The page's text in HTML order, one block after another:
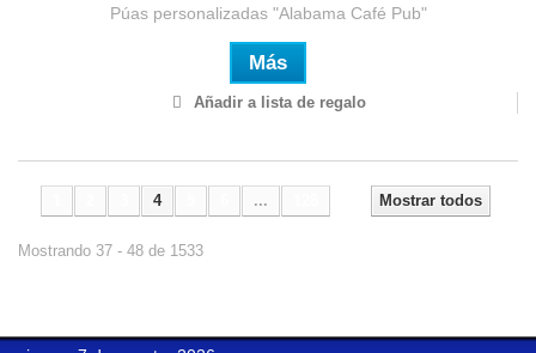
Púas personalizadas "Alabama Café Pub"
Más
Añadir a lista de regalo
Mostrar todos
4 ...
Mostrando 37 - 48 de 1533